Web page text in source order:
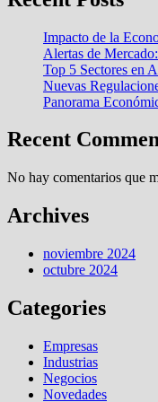
Impacto de la
Alertas de
Top 5 Sectores en
Nuevas
Panorama
Recent
No hay comentarios que
Archives
noviembre 2024
octubre 2024
Categories
Empresas
Industrias
Negocios
Novedades